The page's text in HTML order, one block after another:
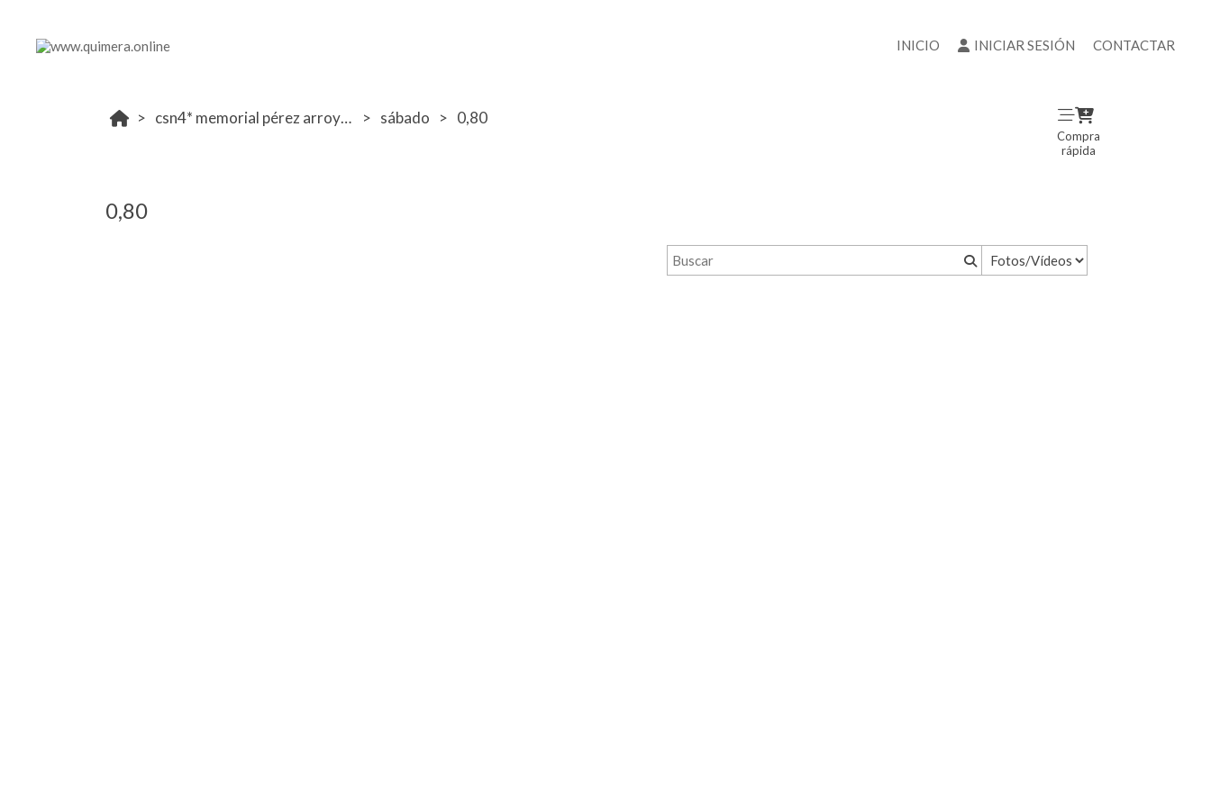
INICIO INICIAR SESIÓN CONTACTAR
csn4* memorial pérez arroyo rshecc 19-20 octubre sábado 0,80
Compra
rápida
0,80